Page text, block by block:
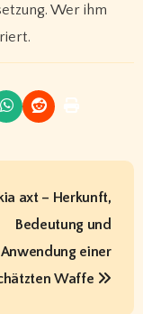
Wer ihm
axt – Herkunft,
Bedeutung und
Anwendung einer
Waffe